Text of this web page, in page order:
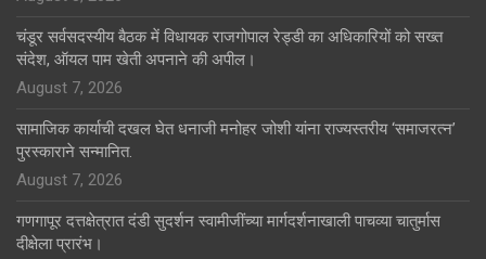
चंडूर सर्वसदस्यीय बैठक में विधायक राजगोपाल रेड्डी का अधिकारियों को सख्त
संदेश, ऑयल पाम खेती अपनाने की अपील।
August 7, 2026
सामाजिक कार्याची दखल घेत धनाजी मनोहर जोशी यांना राज्यस्तरीय ‘समाजरत्न’
पुरस्काराने सन्मानित.
August 7, 2026
गणगापूर दत्तक्षेत्रात दंडी सुदर्शन स्वामीजींच्या मार्गदर्शनाखाली पाचव्या चातुर्मास
दीक्षेला प्रारंभ।